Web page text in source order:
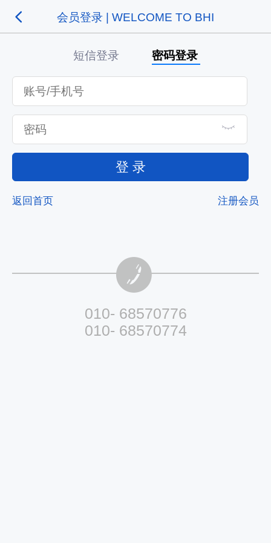
会员登录 | WELCOME TO BHI
短信登录 密码登录
登 录
返回首页 注册会员
010- 68570776
010- 68570774